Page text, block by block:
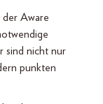
Aware
sind nicht nur
punkten